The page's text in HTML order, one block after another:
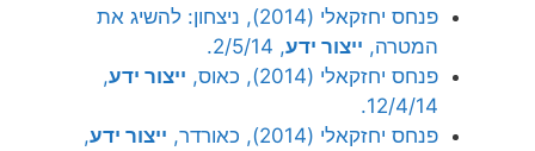
פנחס יחזקאלי (2014), ניצחון: להשיג את
המטרה, ייצור ידע, 2/5/14.
פנחס יחזקאלי (2014), כאוס,
ייצור ידע,
12/4/14.
פנחס יחזקאלי (2014), כאורדר,
ייצור ידע,